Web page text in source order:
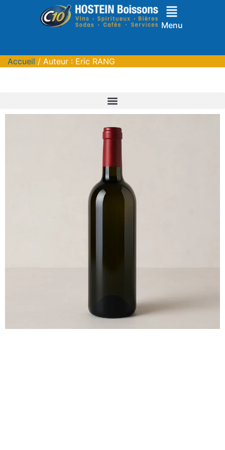
Menu
Accueil / Auteur : Eric RANG